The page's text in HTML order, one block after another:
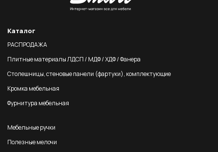
Каталог
РАСПРОДАЖА
Плитные материалы ЛДСП / МДФ / ХДФ / Фанера
Столешницы, стеновые панели (фартуки), комплектующие
Кромка мебельная
Фурнитура мебельная
Мебельные ручки
Полезные мелочи